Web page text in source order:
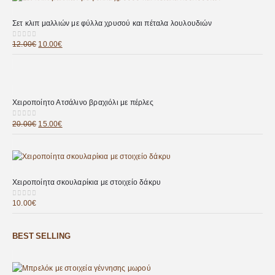
Σετ κλιπ μαλλιών με φύλλα χρυσού και πέταλα λουλουδιών
0out of 5
12.00€ 10.00€
Χειροποίητο Ατσάλινο βραχιόλι με πέρλες
0out of 5
20.00€ 15.00€
Χειροποίητα σκουλαρίκια με στοιχείο δάκρυ
0out of 5
10.00€
BEST SELLING